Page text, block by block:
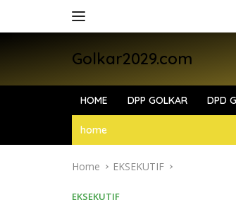
Golkar2029.com
HOME DPP GOLKAR DPD
home
Home EKSEKUTIF
EKSEKUTIF